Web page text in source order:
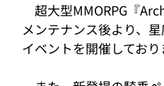
超大型MMORPG『
メンテナンス後より、
イベントを開催しており